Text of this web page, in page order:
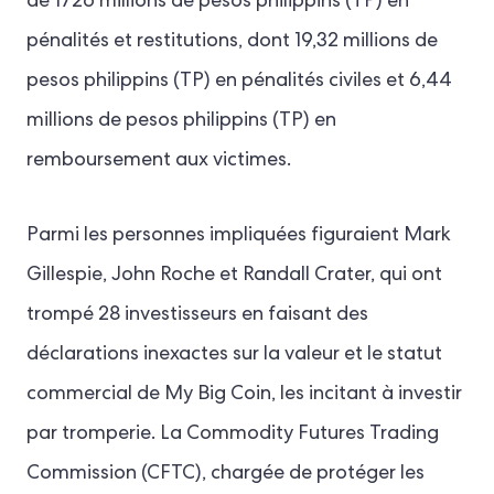
pénalités et restitutions, dont 19,32 millions de
pesos philippins (TP) en pénalités civiles et 6,44
millions de pesos philippins (TP) en
remboursement aux victimes.
Parmi les personnes impliquées figuraient Mark
Gillespie, John Roche et Randall Crater, qui ont
trompé 28 investisseurs en faisant des
déclarations inexactes sur la valeur et le statut
commercial de My Big Coin, les incitant à investir
par tromperie. La Commodity Futures Trading
Commission (CFTC), chargée de protéger les